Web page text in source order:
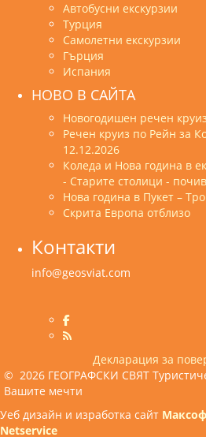
Автобусни екскурзии
Турция
Самолетни екскурзии
Гърция
Испания
НОВО В САЙТА
Новогодишен речен
Речен круиз по Рейн за
12.12.2026
Коледа и Нова година в
- Старите столици -
Нова година в Пукет –
Скрита Европа отблизо
Контакти
info@geosviat.com
Декларация за
© 2026 ГЕОГРАФСКИ СВЯТ
Вашите мечти
Уеб дизайн и изработка сайт
Netservice